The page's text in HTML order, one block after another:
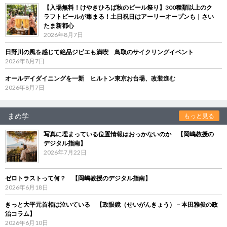
【入場無料！けやきひろば秋のビール祭り】300種類以上のク
ラフトビールが集まる！土日祝日はアーリーオープンも｜さい
たま新都心
2026年8月7日
日野川の風を感じて絶品ジビエも満喫 鳥取のサイクリングイベント
2026年8月7日
オールデイダイニングを一新 ヒルトン東京お台場、改装進む
2026年8月7日
まめ学 もっと見る
写真に埋まっている位置情報はおっかないのか 【岡嶋教授の
デジタル指南】
2026年7月22日
ゼロトラストって何？ 【岡嶋教授のデジタル指南】
2026年6月18日
きっと大平元首相は泣いている 【政眼鏡（せいがんきょう）－本田雅俊の政
治コラム】
2026年6月10日